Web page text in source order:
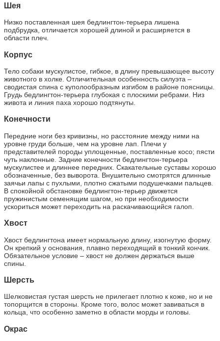
Шея
Низко поставленная шея бедлингтон-терьера лишена
подбрудка, отличается хорошей длиной и расширяется в
области плеч.
Корпус
Тело собаки мускулистое, гибкое, в длину превышающее высоту
животного в холке. Отличительная особенность силуэта –
сводистая спина с куполообразным изгибом в районе поясницы.
Грудь бедлингтон-терьера глубокая с плоскими ребрами. Низ
живота и линия паха хорошо подтянуты.
Конечности
Передние ноги без кривизны, но расстояние между ними на
уровне груди больше, чем на уровне лап. Плечи у
представителей породы уплощенные, поставленные косо; пясти
чуть наклонные. Задние конечности бедлингтон-терьера
мускулистее и длиннее передних. Скакательные суставы хорошо
обозначенные, без выворота. Внушительно смотрятся длинные
заячьи лапы с пухлыми, плотно сжатыми подушечками пальцев.
В спокойной обстановке бедлингтон-терьер движется
пружинистым семенящим шагом, но при необходимости
ускориться может переходить на раскачивающийся галоп.
Хвост
Хвост бедлингтона имеет нормальную длину, изогнутую форму.
Он крепкий у основания, плавно переходящий в тонкий кончик.
Обязательное условие – хвост не должен держаться выше
спины.
Шерсть
Шелковистая густая шерсть не прилегает плотно к коже, но и не
топорщится в стороны. Кроме того, волос может завиваться в
кольца, что особенно заметно в области морды и головы.
Окрас